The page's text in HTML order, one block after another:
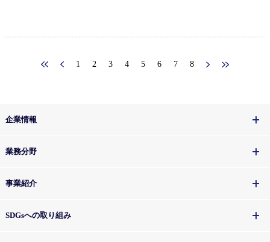
1 2 3 4 5 6 7 8
企業情報
業務分野
事業紹介
SDGsへの取り組み